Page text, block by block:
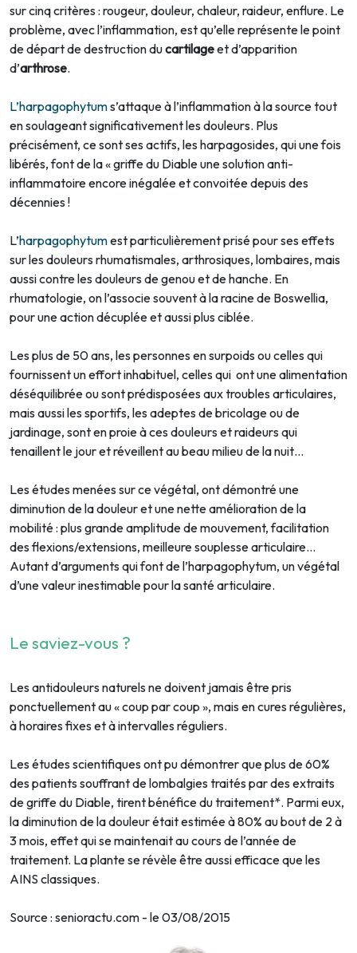
sur cinq critères : rougeur, douleur, chaleur, raideur, enflure. Le
problème, avec l’inflammation, est qu’elle représente le point
de départ de destruction ducartilageet d’apparition
d’arthrose.
L’harpagophytums’attaque à l’inflammation à la source tout
en soulageant significativement les douleurs. Plus
précisément, ce sont ses actifs, les harpagosides, qui une fois
libérés, font de la « griffe du Diable une solution anti-
inflammatoire encore inégalée et convoitée depuis des
décennies !
L’harpagophytumest particulièrement prisé pour ses effets
sur les douleurs rhumatismales, arthrosiques, lombaires, mais
aussi contre les douleurs de genou et de hanche. En
rhumatologie, on l’associe souvent à la racine de Boswellia,
pour une action décuplée et aussi plus ciblée.
Les plus de 50 ans, les personnes en surpoids ou celles qui
fournissent un effort inhabituel, celles qui ont une alimentation
déséquilibrée ou sont prédisposées aux troubles articulaires,
mais aussi les sportifs, les adeptes de bricolage ou de
jardinage, sont en proie à ces douleurs et raideurs qui
tenaillent le jour et réveillent au beau milieu de la nuit…
Les études menées sur ce végétal, ont démontré une
diminution de la douleur et une nette amélioration de la
mobilité : plus grande amplitude de mouvement, facilitation
des flexions/extensions, meilleure souplesse articulaire…
Autant d’arguments qui font de l’harpagophytum, un végétal
d’une valeur inestimable pour la santé articulaire.
Le saviez-vous ?
Les antidouleurs naturels ne doivent jamais être pris
ponctuellement au « coup par coup », mais en cures régulières,
à horaires fixes et à intervalles réguliers.
Les études scientifiques ont pu démontrer que plus de 60%
des patients souffrant de lombalgies traités par des extraits
de griffe du Diable, tirent bénéfice du traitement*. Parmi eux,
la diminution de la douleur était estimée à 80% au bout de 2 à
3 mois, effet qui se maintenait au cours de l’année de
traitement. La plante se révèle être aussi efficace que les
AINS classiques.
Source : senioractu.com - le 03/08/2015